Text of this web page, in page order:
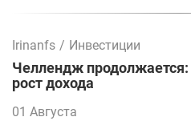
Irinanfs / Инвестиции
Челлендж продолжается:
рост дохода
01 Августа